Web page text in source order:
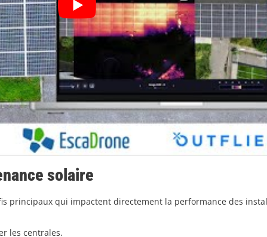
solaire
principaux qui impactent directement la performance des
les centrales.